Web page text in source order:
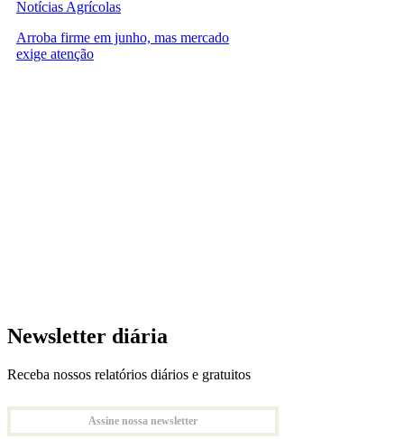
Notícias Agrícolas
Arroba firme em junho, mas mercado
exige atenção
Newsletter diária
Receba nossos relatórios diários e gratuitos
Assine nossa newsletter